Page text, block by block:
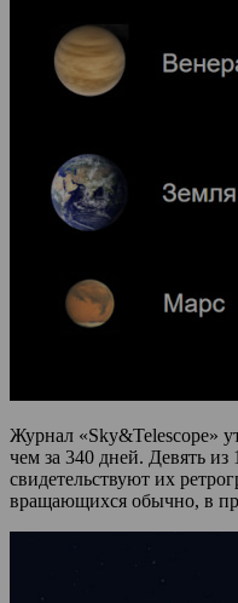
Журнал «Sky&Telescope»
чем за 340 дней. Девять
свидетельствуют их
вращающихся обычно, в